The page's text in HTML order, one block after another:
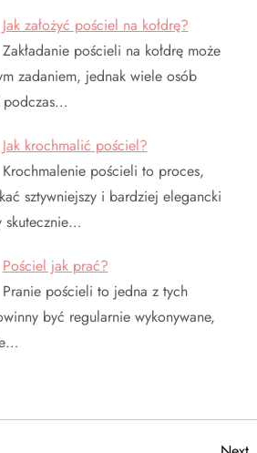
Jak założyć pościel na kołdrę?
Zakładanie pościeli na kołdrę może
zadaniem, jednak wiele osób
podczas…
Jak krochmalić pościel?
Krochmalenie pościeli to proces,
sztywniejszy i bardziej elegancki
skutecznie…
Pościel jak prać?
Pranie pościeli to jedna z tych
być regularnie wykonywane,